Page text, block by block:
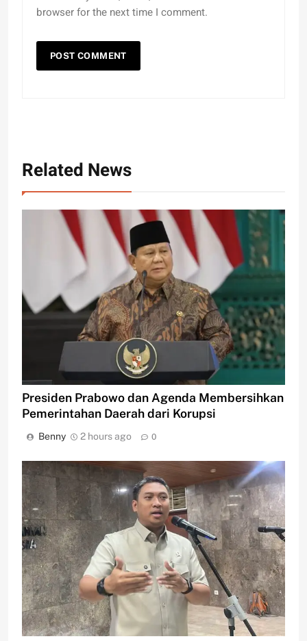
browser for the next time I comment.
Related News
Presiden Prabowo dan Agenda Membersihkan
Pemerintahan Daerah dari Korupsi
Benny 2 hours ago 0